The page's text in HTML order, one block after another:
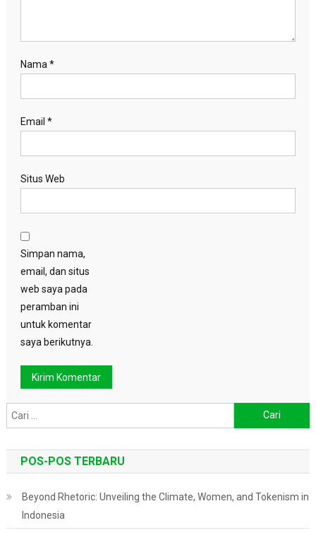
Nama *
Email *
Situs Web
Simpan nama,
email, dan situs
web saya pada
peramban ini
untuk komentar
saya berikutnya.
untuk:
POS-POS TERBARU
Beyond Rhetoric: Unveiling the Climate, Women, and Tokenism in
Indonesia